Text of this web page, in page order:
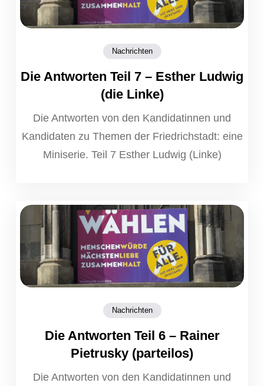
Nachrichten
Die Antworten Teil 7 – Esther Ludwig
(die Linke)
Die Antworten von den Kandidatinnen und
Kandidaten zu Themen der Friedrichstadt: eine
Miniserie. Teil 7 Esther Ludwig (Linke)
Nachrichten
Die Antworten Teil 6 – Rainer
Pietrusky (parteilos)
Die Antworten von den Kandidatinnen und